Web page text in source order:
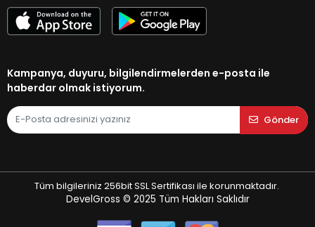
Kampanya, duyuru, bilgilendirmelerden e-posta ile
haberdar olmak istiyorum.
Gönder
Tüm bilgileriniz 256bit SSL Sertifikası ile korunmaktadır.
DevelGross © 2025 Tüm Hakları Saklıdır